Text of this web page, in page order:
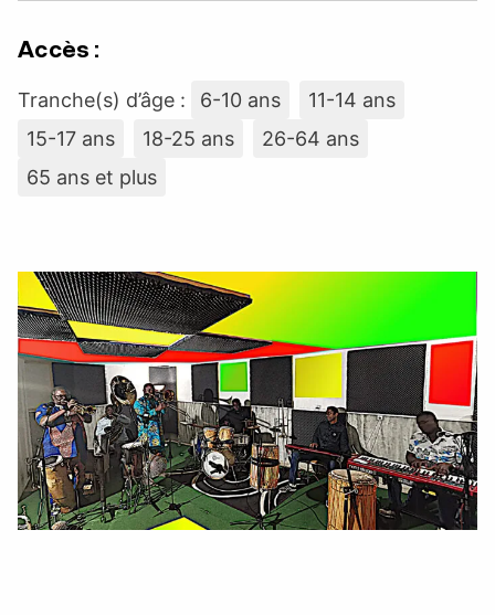
Accès :
Tranche(s) d’âge : 6-10 ans
11-14 ans
15-17 ans
18-25 ans
26-64 ans
65 ans et plus